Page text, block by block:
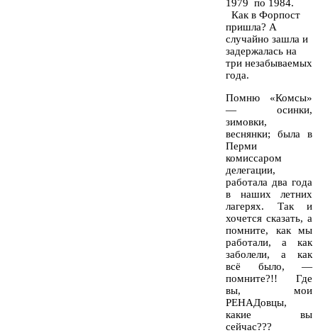
1979 по 1984.
Как в Форпост
пришла? А
случайно зашла и
задержалась на
три незабываемых
года.
Помню «Комсы»
— осинки,
зимовки,
веснянки; была в
Перми
комиссаром
делегации,
работала два года
в наших летних
лагерях. Так и
хочется сказать, а
помните, как мы
работали, а как
заболели, а как
всё было, —
помните?!!
Где
вы, мои
РЕНАДовцы,
какие вы
сейчас???